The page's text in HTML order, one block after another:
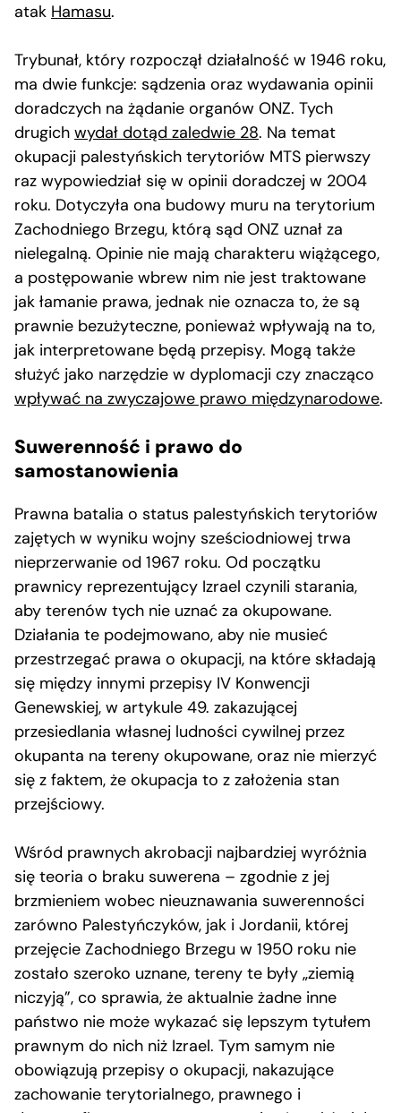
atak Hamasu.
Trybunał, który rozpoczął działalność w 1946 roku,
ma dwie funkcje: sądzenia oraz wydawania opinii
doradczych na żądanie organów ONZ. Tych
drugich wydał dotąd zaledwie 28. Na temat
okupacji palestyńskich terytoriów MTS pierwszy
raz wypowiedział się w opinii doradczej w 2004
roku. Dotyczyła ona budowy muru na terytorium
Zachodniego Brzegu, którą sąd ONZ uznał za
nielegalną. Opinie nie mają charakteru wiążącego,
a postępowanie wbrew nim nie jest traktowane
jak łamanie prawa, jednak nie oznacza to, że są
prawnie bezużyteczne, ponieważ wpływają na to,
jak interpretowane będą przepisy. Mogą także
służyć jako narzędzie w dyplomacji czy znacząco
wpływać na zwyczajowe prawo międzynarodowe.
Suwerenność i prawo do
samostanowienia
Prawna batalia o status palestyńskich terytoriów
zajętych w wyniku wojny sześciodniowej trwa
nieprzerwanie od 1967 roku. Od początku
prawnicy reprezentujący Izrael czynili starania,
aby terenów tych nie uznać za okupowane.
Działania te podejmowano, aby nie musieć
przestrzegać prawa o okupacji, na które składają
się między innymi przepisy IV Konwencji
Genewskiej, w artykule 49. zakazującej
przesiedlania własnej ludności cywilnej przez
okupanta na tereny okupowane, oraz nie mierzyć
się z faktem, że okupacja to z założenia stan
przejściowy.
Wśród prawnych akrobacji najbardziej wyróżnia
się teoria o braku suwerena – zgodnie z jej
brzmieniem wobec nieuznawania suwerenności
zarówno Palestyńczyków, jak i Jordanii, której
przejęcie Zachodniego Brzegu w 1950 roku nie
zostało szeroko uznane, tereny te były „ziemią
niczyją”, co sprawia, że aktualnie żadne inne
państwo nie może wykazać się lepszym tytułem
prawnym do nich niż Izrael. Tym samym nie
obowiązują przepisy o okupacji, nakazujące
zachowanie terytorialnego, prawnego i